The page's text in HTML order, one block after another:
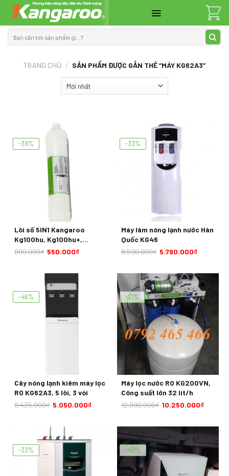
content
kiếm:
TRANG CHỦ / SẢN PHẨM ĐƯỢC GẮN THẺ “MÁY KG62A3”
-39%
Lõi số 5IN1 Kangaroo
Kg100hu, Kg100hu+,
Kg100HK, 100eed, 100med,
900.000₫ 550.000₫
-33%
Máy làm nóng lạnh nước Hàn
Quốc KG46
8.590.000₫ 5.790.000₫
-46%
Cây nóng lạnh kiêm máy lọc
RO KG62A3, 5 lõi, 3 vòi
9.425.000₫ 5.050.000₫
-21%
Máy lọc nước RO KG200VN,
Công suất lớn 32 lít/h
12.990.000₫ 10.250.000₫
-33% -49%